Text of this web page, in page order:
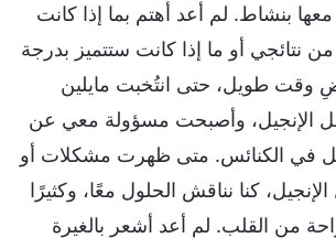
بنشاط. لم أعد أهتم بما إذا كانت
من نتائجي أو ما إذا كانت ستتميز بدرجة
وقت طويل، حتى انتُخبت مايلين
الإنجيل، وأصبحت مسؤولة معي عن
في الكنائس. متى ظهرت مشكلات أو
كنا نناقش الحلول معًا، وكثيرًا
من القلب. لم أعد أشعر بالغيرة